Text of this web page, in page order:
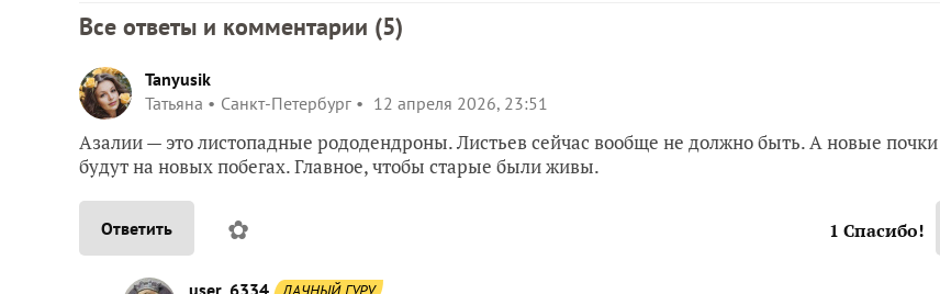
Все ответы и комментарии (5)
Tanyusik
Татьяна
Санкт-Петербург 12 апреля 2026, 23:51
Азалии — это листопадные рододендроны. Листьев сейчас вообще не должно быть. А новые почки
будут на новых побегах. Главное, чтобы старые были живы.
Ответить ✿ 1 Спасибо!
user_6334